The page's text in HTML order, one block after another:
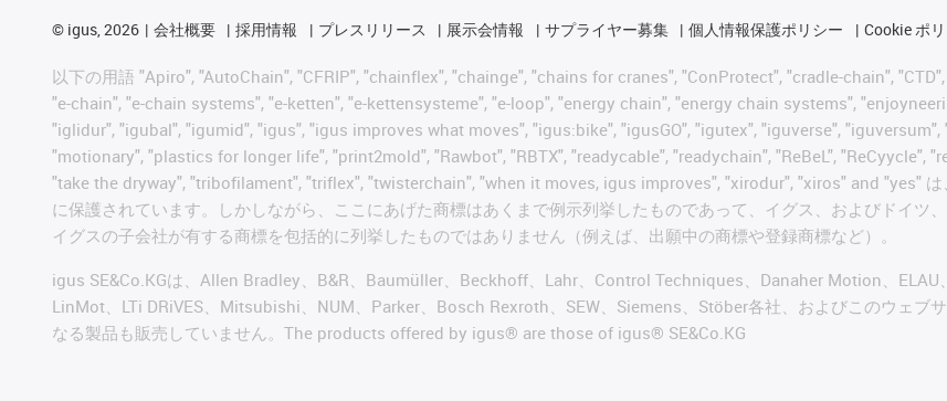
© igus, 2026 会社概要 採用情報 プレスリリース 展示会情報 サプライヤー募集 個人情報保護ポリシー Cookie ポ
以下の用語 "Apiro", "AutoChain", "CFRIP", "chainflex", "chainge", "chains for cranes", "ConProtect", "cradle-chain",
"e-chain", "e-chain systems", "e-ketten", "e-kettensysteme", "e-loop", "energy chain", "energy chain systems",
"iglidur", "igubal", "igumid", "igus", "igus improves what moves", "igus:bike", "igusGO", "igutex", "iguverse",
"motionary", "plastics for longer life", "print2mold", "Rawbot", "RBTX", "readycable", "readychain", "ReBeL", "ReCyycle",
"take the dryway", "tribofilament", "triflex", "twisterchain", "when it moves, igus improves", "xirodur", "xiros" and "yes"
に保護されています。しかしながら、ここにあげた商標はあくまで例示列挙したものであって、イグス、およびドイツ
イグスの子会社が有する商標を包括的に列挙したものではありません（例えば、出願中の商標や登録商標など）。
igus SE&Co.KGは、Allen Bradley、B&R、Baumüller、Beckhoff、Lahr、Control Techniques、Danaher Motion、ELAU
LinMot、LTi DRiVES、Mitsubishi、NUM、Parker、Bosch Rexroth、SEW、Siemens、Stöber各社、およびこのウェブ
なる製品も販売していません。The products offered by igus® are those of igus® SE&Co.KG